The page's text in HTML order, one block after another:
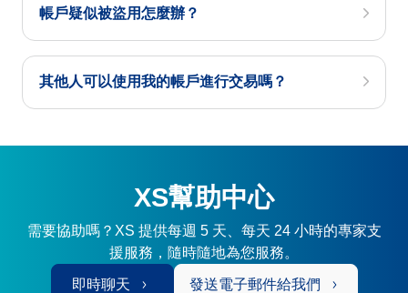
帳戶疑似被盜用怎麼辦？
其他人可以使用我的帳戶進行交易嗎？
XS幫助中心
需要協助嗎？XS 提供每週 5 天、每天 24 小時的專家支
援服務，隨時隨地為您服務。
即時聊天 發送電子郵件給我們